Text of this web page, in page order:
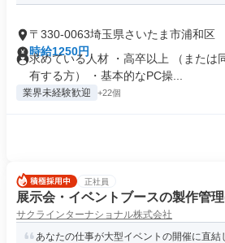
〒330-0063埼玉県さいたま市浦和区
時給1250円
求めている人材 ・高卒以上 （または
有する方） ・基本的なPC操...
業界未経験歓迎 +22個
正社員
展示会・イベントブースの製作管
サクラインターナショナル株式会社
あなたの仕事が大型イベントの開催に直結